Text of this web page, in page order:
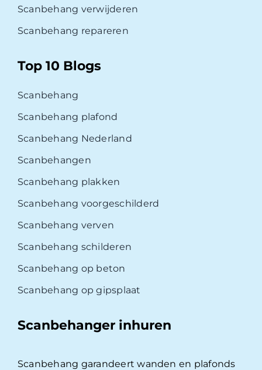
Scanbehang verwijderen
Scanbehang repareren
Top 10 Blogs
Scanbehang
Scanbehang plafond
Scanbehang Nederland
Scanbehangen
Scanbehang plakken
Scanbehang voorgeschilderd
Scanbehang verven
Scanbehang schilderen
Scanbehang op beton
Scanbehang op gipsplaat
Scanbehanger inhuren
Scanbehang garandeert wanden en plafonds